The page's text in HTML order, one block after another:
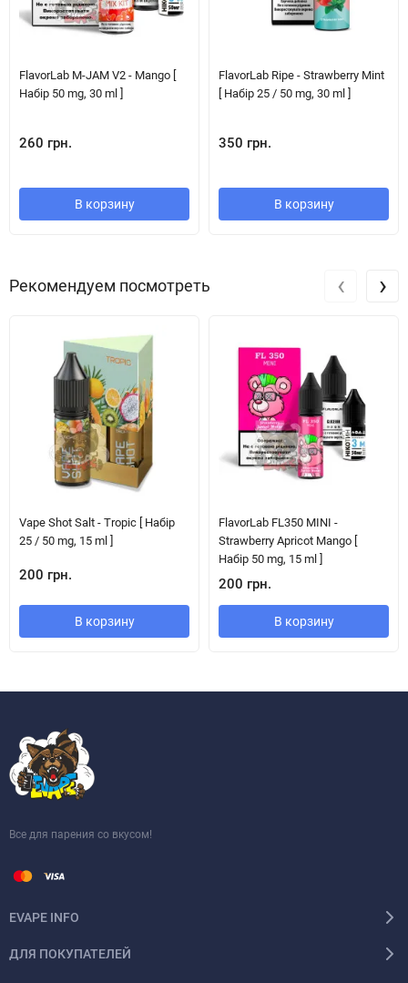
FlavorLab M-JAM V2 - Mango [
Набір 50 mg, 30 ml ]
260 грн.
В корзину
FlavorLab Ripe - Strawberry Mint
[ Набір 25 / 50 mg, 30 ml ]
350 грн.
В корзину
Рекомендуем посмотреть
Vape Shot Salt - Tropic [ Набір
25 / 50 mg, 15 ml ]
200 грн.
В корзину
FlavorLab FL350 MINI -
Strawberry Apricot Mango [
Набір 50 mg, 15 ml ]
200 грн.
В корзину
‹ ›
Все для парения со вкусом!
EVAPE INFO
ДЛЯ ПОКУПАТЕЛЕЙ